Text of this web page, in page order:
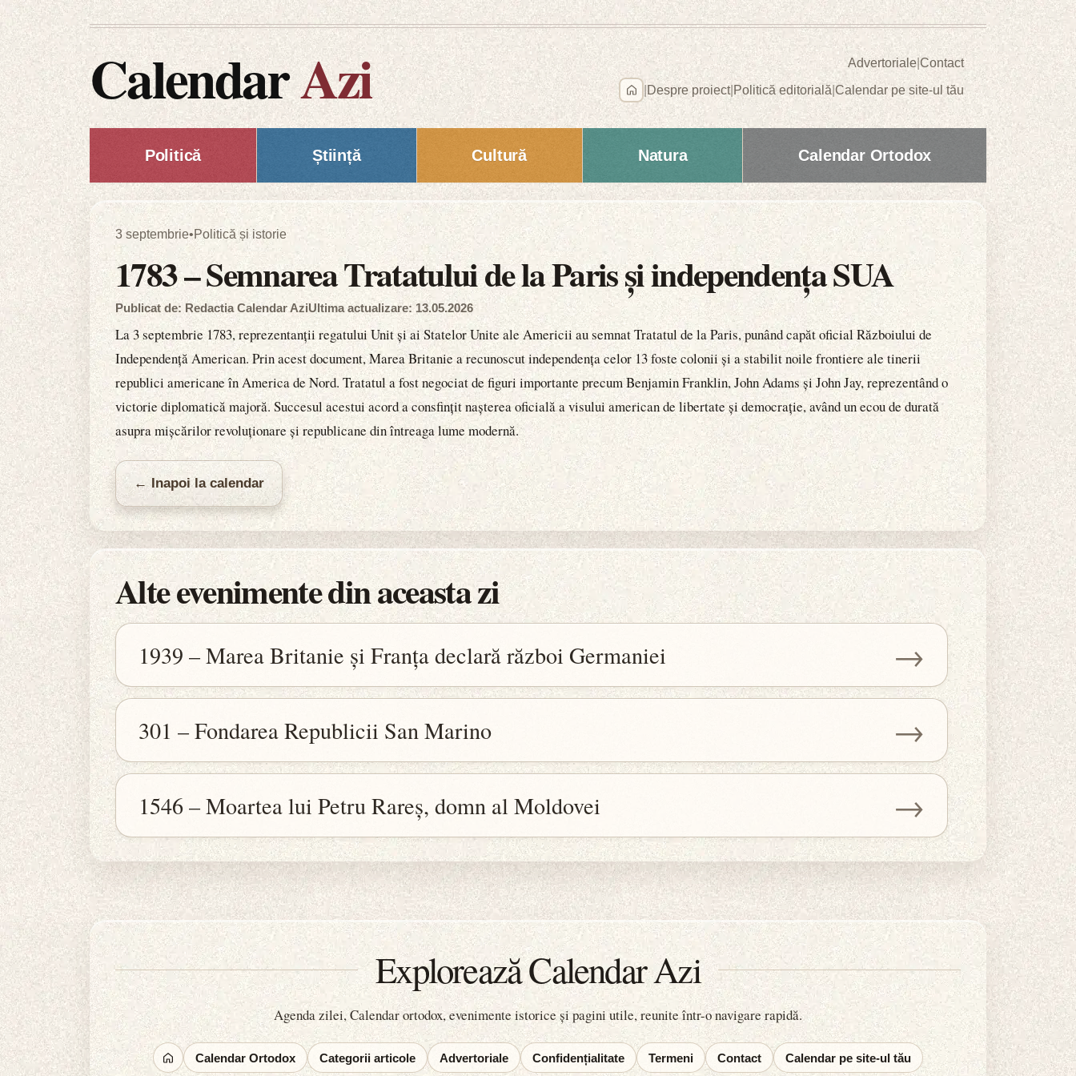
CalendarAzi Advertoriale|Contact
Despre proiect| Politică editorială|Calendar pe site-ul tău
Politică Știință Cultură Natura Calendar Ortodox
3 septembrie•Politică și istorie
1783 – Semnarea Tratatului de la Paris și independența SUA
Publicat de: Redactia Calendar AziUltima actualizare: 13.05.2026
La 3 septembrie 1783, reprezentanții regatului Unit și ai Statelor Unite ale Americii au semnat Tratatul de la Paris, punând capăt oficial Războiului de
Independență American. Prin acest document, Marea Britanie a recunoscut independența celor 13 foste colonii și a stabilit noile frontiere ale tinerii
republici americane în America de Nord. Tratatul a fost negociat de figuri importante precum Benjamin Franklin, John Adams și John Jay, reprezentând o
victorie diplomatică majoră. Succesul acestui acord a consfințit nașterea oficială a visului american de libertate și democrație, având un ecou de durată
asupra mișcărilor revoluționare și republicane din întreaga lume modernă.
← Inapoi la calendar
Alte evenimente din aceasta zi
1939 – Marea Britanie și Franța declară război Germaniei →
301 – Fondarea Republicii San Marino →
1546 – Moartea lui Petru Rareș, domn al Moldovei →
Explorează Calendar Azi
Agenda zilei, Calendar ortodox, evenimente istorice și pagini utile, reunite într-o navigare rapidă.
Calendar Ortodox Categorii articole Advertoriale Confidențialitate Termeni Contact Calendar pe site-ul tău